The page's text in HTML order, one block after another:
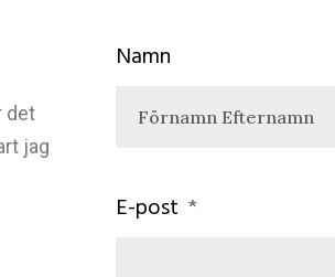
det
jag
Namn
E-post